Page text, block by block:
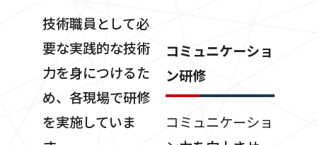
技術職員として必
要な実践的な技術
力を身につけるた
め、各現場で研修
を実施していま
コミュニケーショ
ン研修
コミュニケーショ